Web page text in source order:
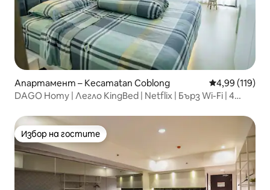
Апартамент – Kecamatan Coblong Средна
4,99 (119)
DAGO Homy | Легло KingBed | Netflix | Бърз Wi-Fi | 4
Избор на гостите
Избор на гостите